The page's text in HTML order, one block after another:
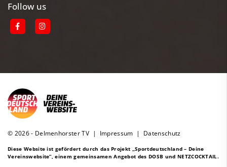
Follow us
© 2026 - Delmenhorster TV | Impressum | Datenschutz
Diese Website ist gefördert durch das Projekt „Sportdeutschland – Deine
Vereinswebsite”, einem gemeinsamen Angebot des DOSB und NETZCOCKTAIL.